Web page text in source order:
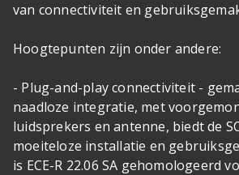
van connectiviteit en
Hoogtepunten zijn onder andere:
- Plug-and-play connectiviteit -
naadloze integratie, met
luidsprekers en antenne, biedt de
moeiteloze installatie en
is ECE-R 22.06 SA gehomologeerd